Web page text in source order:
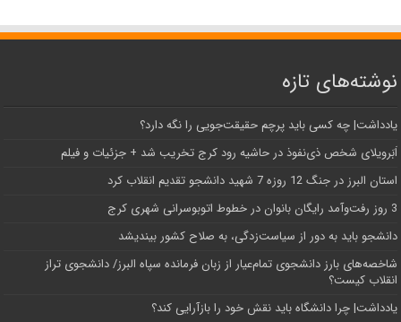
نوشته‌های تازه
یادداشت| ‌چه کسی باید پرچم حقیقت‌جویی را نگه دارد؟
اَبَر‌ویلای شخص ذی‌نفوذ در حاشیه‌ رود کرج تخریب شد + جزئیات و فیلم
استان البرز در جنگ 12 روزه 7 شهید دانشجو تقدیم انقلاب کرد
3 روز رفت‌وآمد رایگان بانوان در خطوط اتوبوسرانی شهری کرج
دانشجو باید به دور از سیاست‌زدگی، به صلاح کشور بیندیشد
شاخصه‌های بارز دانشجوی تمام‌عیار از زبان فرمانده سپاه البرز/ دانشجوی تراز
انقلاب کیست؟
یادداشت| چرا دانشگاه باید نقش خود را بازآرایی کند؟